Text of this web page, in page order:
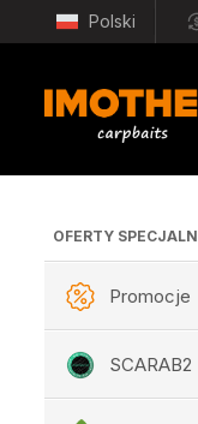
Polski
OFERTY
Promocje
SCARAB2